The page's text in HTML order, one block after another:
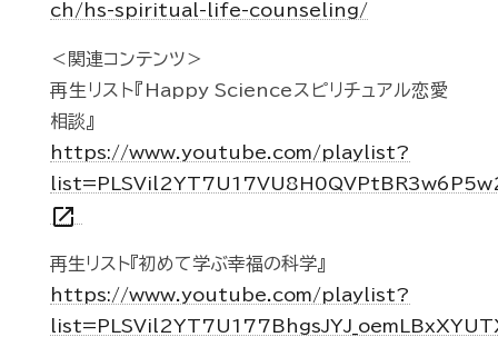
ch/hs-spiritual-life-counseling/
＜関連コンテンツ＞
再生リスト『Happy Scienceスピリチュアル恋愛
相談』
https://www.youtube.com/playlist?
open_in_new
再生リスト『初めて学ぶ幸福の科学』
https://www.youtube.com/playlist?